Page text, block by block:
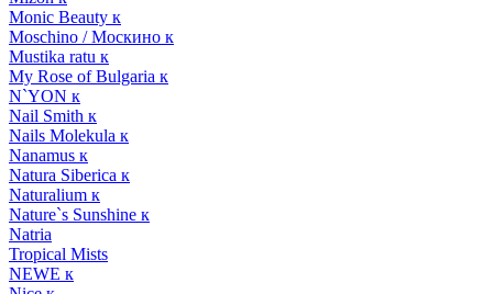
Monic Beauty к
Moschino / Москино к
Mustika ratu к
My Rose of Bulgaria к
N`YON к
Nail Smith к
Nails Molekula к
Nanamus к
Natura Siberica к
Naturalium к
Nature`s Sunshine к
Natria
Tropical Mists
NEWE к